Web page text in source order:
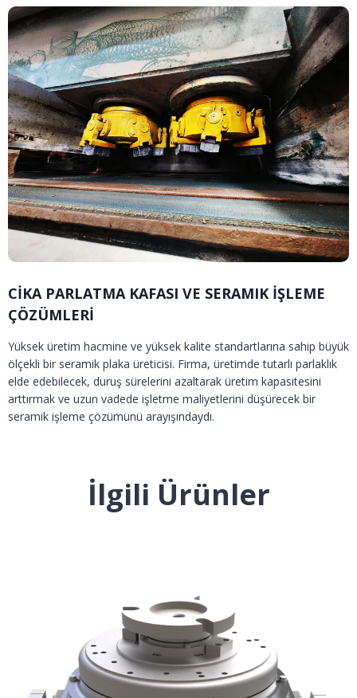
CİKA PARLATMA KAFASI VE SERAMIK İŞLEME
ÇÖZÜMLERİ
Yüksek üretim hacmine ve yüksek kalite standartlarına sahip büyük
ölçekli bir seramik plaka üreticisi. Firma, üretimde tutarlı parlaklık
elde edebilecek, duruş sürelerini azaltarak üretim kapasitesini
arttırmak ve uzun vadede işletme maliyetlerini düşürecek bir
seramik işleme çözümünü arayışındaydı.
İlgili Ürünler